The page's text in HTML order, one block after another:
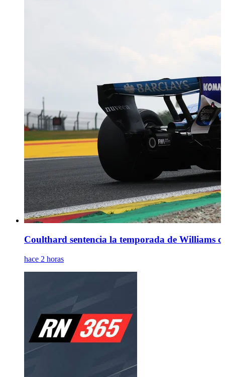
Coulthard sentencia la temporada de Williams
hace 2 horas